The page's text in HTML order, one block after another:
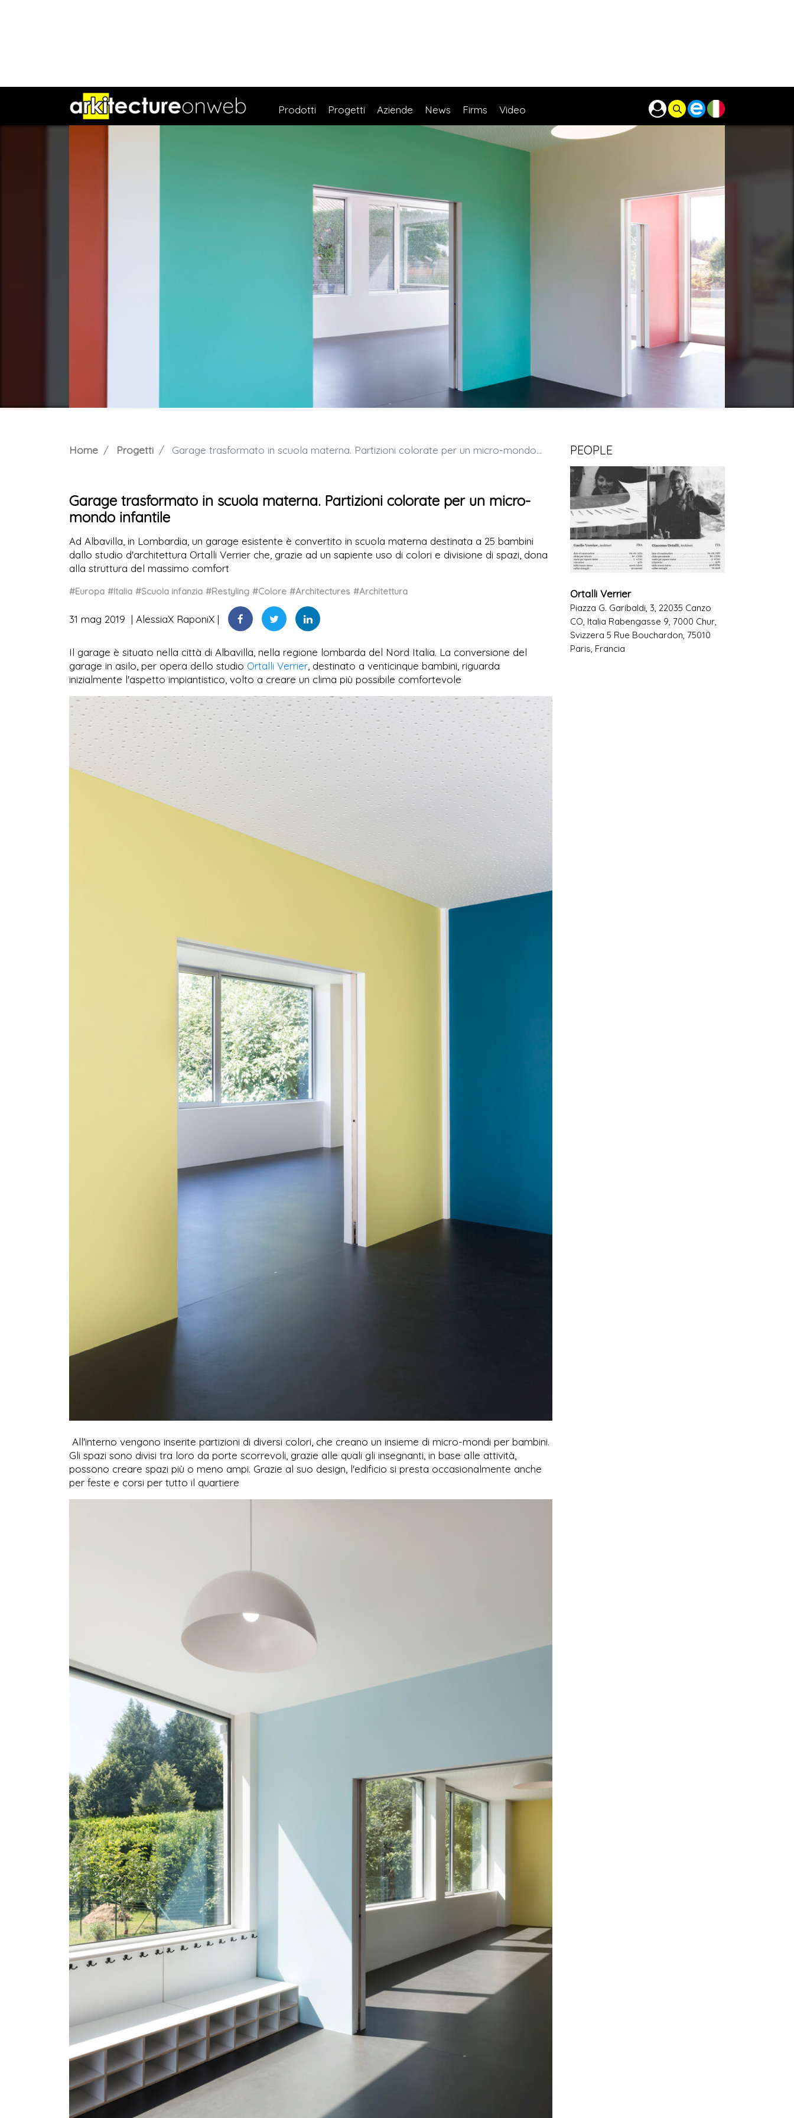
Prodotti Progetti Aziende News Firms Video
Home Progetti Garage trasformato in scuola materna. Partizioni colorate per un micro-mondo infantile
Garage trasformato in scuola materna. Partizioni colorate per un micro-
mondo infantile
Ad Albavilla, in Lombardia, un garage esistente è convertito in scuola materna destinata a 25 bambini
dallo studio d'architettura Ortalli Verrier che, grazie ad un sapiente uso di colori e divisione di spazi, dona
alla struttura del massimo comfort
#Europa #Italia #Scuola infanzia #Restyling #Colore #Architectures #Architettura
31 mag 2019 AlessiaX RaponiX
Il garage è situato nella città di Albavilla, nella regione lombarda del Nord Italia. La conversione del
garage in asilo, per opera dello studio Ortalli Verrier , destinato a venticinque bambini, riguarda
inizialmente l'aspetto impiantistico, volto a creare un clima più possibile comfortevole
All'interno vengono inserite partizioni di diversi colori, che creano un insieme di micro-mondi per bambini.
Gli spazi sono divisi tra loro da porte scorrevoli, grazie alle quali gli insegnanti, in base alle attività,
possono creare spazi più o meno ampi. Grazie al suo design, l'edificio si presta occasionalmente anche
per feste e corsi per tutto il quartiere
PEOPLE
Ortalli Verrier
Piazza G. Garibaldi, 3, 22035 Canzo
CO, Italia Rabengasse 9, 7000 Chur,
Svizzera 5 Rue Bouchardon, 75010
Paris, Francia